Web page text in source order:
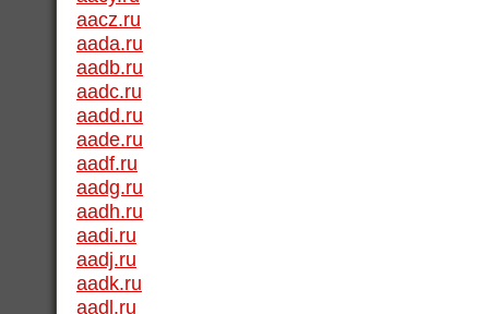
aacz.ru
aada.ru
aadb.ru
aadc.ru
aadd.ru
aade.ru
aadf.ru
aadg.ru
aadh.ru
aadi.ru
aadj.ru
aadk.ru
aadl.ru